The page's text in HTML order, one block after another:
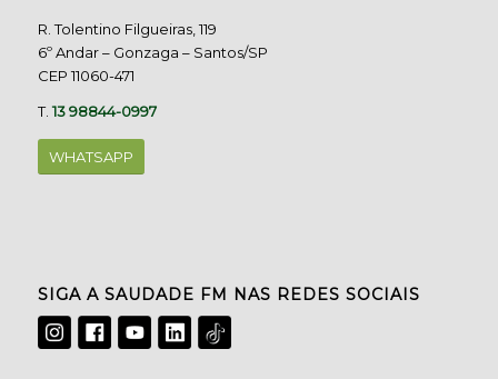
R. Tolentino Filgueiras, 119
6º Andar – Gonzaga – Santos/SP
CEP 11060-471
T.13 98844-0997
WHATSAPP
SIGA A SAUDADE FM NAS REDES SOCIAIS